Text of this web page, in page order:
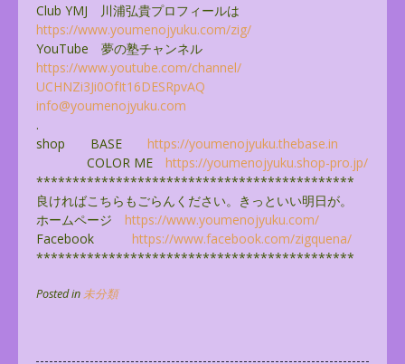
Club YMJ 川浦弘貴プロフィールは
https://www.youmenojyuku.com/zig/
YouTube 夢の塾チャンネル
https://www.youtube.com/channel/
UCHNZi3Ji0OfIt16DESRpvAQ
info@youmenojyuku.com
.
shop BASE https://youmenojyuku.thebase.in
COLOR ME https://youmenojyuku.shop-pro.jp/
********************************************
良ければこちらもごらんください。きっといい明日が。
ホームページ https://www.youmenojyuku.com/
Facebook https://www.facebook.com/zigquena/
********************************************
Posted in未分類